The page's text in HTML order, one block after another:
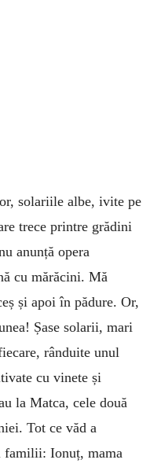
solariile albe, ivite pe
trece printre grădini
anunță opera
cu mărăcini. Mă
și apoi în pădure. Or,
Șase solarii, mari
rânduite unul
cu vinete și
la Matca, cele două
Tot ce văd a
familii: Ionuț, mama